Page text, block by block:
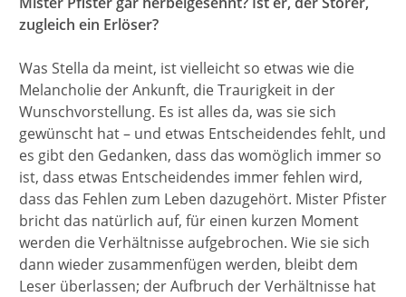
zugleich ein Erlöser?
Was Stella da meint, ist vielleicht so etwas wie die
Melancholie der Ankunft, die Traurigkeit in der
Wunschvorstellung. Es ist alles da, was sie sich
gewünscht hat – und etwas Entscheidendes fehlt, und
es gibt den Gedanken, dass das womöglich immer so
ist, dass etwas Entscheidendes immer fehlen wird,
dass das Fehlen zum Leben dazugehört. Mister Pfister
bricht das natürlich auf, für einen kurzen Moment
werden die Verhältnisse aufgebrochen. Wie sie sich
dann wieder zusammenfügen werden, bleibt dem
Leser überlassen; der Aufbruch der Verhältnisse hat